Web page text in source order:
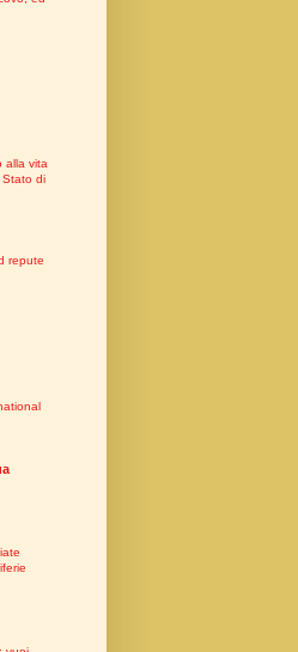
alla vita
di
repute